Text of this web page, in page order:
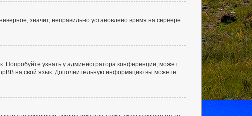
значит, неправильно установлено время на сервере.
Попробуйте узнать у администратора конференции, может
на свой язык. Дополнительную информацию вы можете